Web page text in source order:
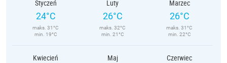
Styczeń
24°C
maks. 31°C
min. 19°C
Luty
26°C
maks. 32°C
min. 21°C
Marzec
26°C
maks. 31°C
min. 22°C
Kwiecień Maj Czerwiec